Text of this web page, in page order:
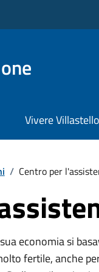
Vivere
/ Centro per
economia si
fertile, anche